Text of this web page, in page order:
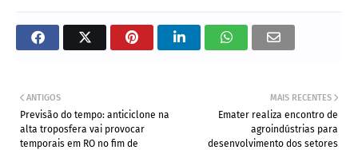
MAIS RECENTES
Emater realiza encontro de
agroindústrias para
desenvolvimento dos setores
ANTIGOS
Previsão do tempo: anticiclone na
alta troposfera vai provocar
temporais em RO no fim de